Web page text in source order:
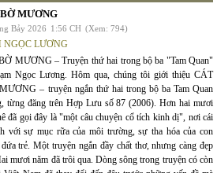
MƯƠNG
Bảy 2026 1:56 CH (Xem: 794)
NGỌC LƯƠNG
MƯƠNG – Truyện thứ hai trong bộ ba "Tam Quan"
Ngọc Lương. Hôm qua, chúng tôi giới thiệu CÁT
– truyện ngắn thứ hai trong bộ ba Tam Quan
từng đăng trên Hợp Lưu số 87 (2006). Hơn hai mươi
đã gọi đây là "một câu chuyện cổ tích kinh dị", nơi cái
với sự mục rữa của môi trường, sự tha hóa của con
trẻ. Một truyện ngắn đầy chất thơ, nhưng càng đẹp
mươi năm đã trôi qua. Dòng sông trong truyện có còn